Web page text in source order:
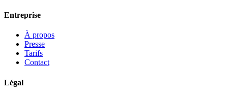
Entreprise
À propos
Presse
Tarifs
Contact
Légal